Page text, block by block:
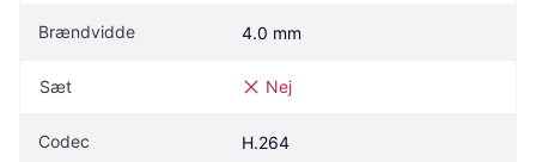
Brændvidde 4.0 mm
Sæt Nej
Codec H.264